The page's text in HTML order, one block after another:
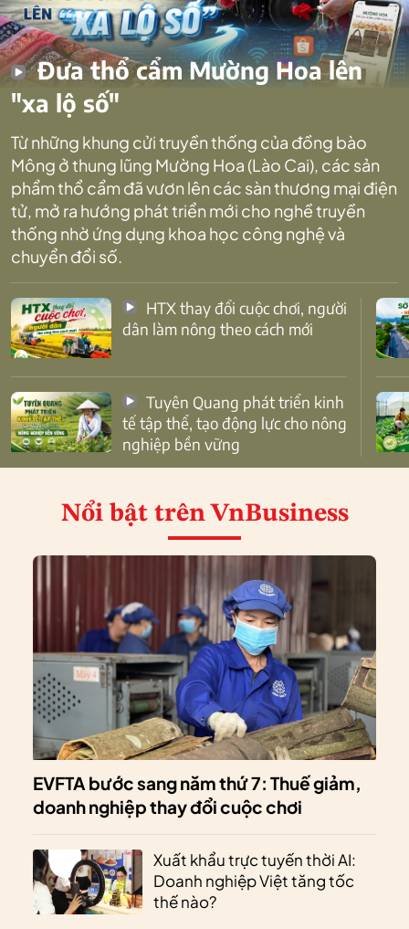
Đưa thổ cẩm Mường Hoa lên
"xa lộ số"
Từ những khung cửi truyền thống của đồng bào
Mông ở thung lũng Mường Hoa (Lào Cai), các sản
phẩm thổ cẩm đã vươn lên các sàn thương mại điện
tử, mở ra hướng phát triển mới cho nghề truyền
thống nhờ ứng dụng khoa học công nghệ và
chuyển đổi số.
dân làm nông theo cách mới
tế tập thể, tạo động lực cho nông
nghiệp bền vững
Nổi bật trên VnBusiness
EVFTA bước sang năm thứ 7: Thuế giảm,
doanh nghiệp thay đổi cuộc chơi
Xuất khẩu trực tuyến thời AI:
Doanh nghiệp Việt tăng tốc
thế nào?